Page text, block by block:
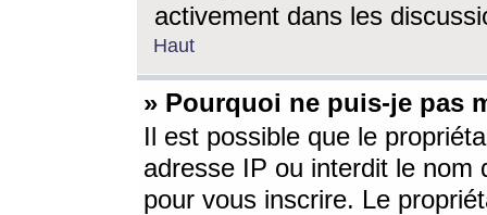
activement dans les
Haut
» Pourquoi ne puis-je pas
Il est possible que le
adresse IP ou interdit le nom
pour vous inscrire. Le